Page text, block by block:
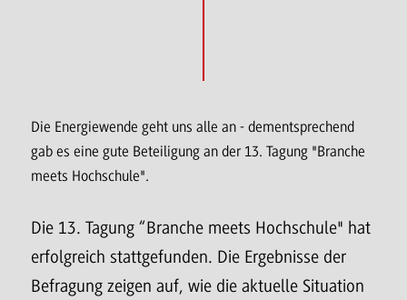
Die Energiewende geht uns alle an - dementsprechend
gab es eine gute Beteiligung an der 13. Tagung "Branche
meets Hochschule".
Die 13. Tagung “Branche meets Hochschule" hat
erfolgreich stattgefunden. Die Ergebnisse der
Befragung zeigen auf, wie die aktuelle Situation